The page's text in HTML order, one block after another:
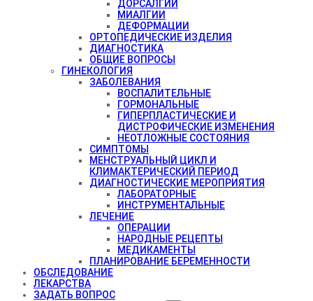
ДОРСАЛГИИ
МИАЛГИИ
ДЕФОРМАЦИИ
ОРТОПЕДИЧЕСКИЕ ИЗДЕЛИЯ
ДИАГНОСТИКА
ОБЩИЕ ВОПРОСЫ
ГИНЕКОЛОГИЯ
ЗАБОЛЕВАНИЯ
ВОСПАЛИТЕЛЬНЫЕ
ГОРМОНАЛЬНЫЕ
ГИПЕРПЛАСТИЧЕСКИЕ И
ДИСТРОФИЧЕСКИЕ ИЗМЕНЕНИЯ
НЕОТЛОЖНЫЕ СОСТОЯНИЯ
СИМПТОМЫ
МЕНСТРУАЛЬНЫЙ ЦИКЛ И
КЛИМАКТЕРИЧЕСКИЙ ПЕРИОД
ДИАГНОСТИЧЕСКИЕ МЕРОПРИЯТИЯ
ЛАБОРАТОРНЫЕ
ИНСТРУМЕНТАЛЬНЫЕ
ЛЕЧЕНИЕ
ОПЕРАЦИИ
НАРОДНЫЕ РЕЦЕПТЫ
МЕДИКАМЕНТЫ
ПЛАНИРОВАНИЕ БЕРЕМЕННОСТИ
ОБСЛЕДОВАНИЕ
ЛЕКАРСТВА
ЗАДАТЬ ВОПРОС